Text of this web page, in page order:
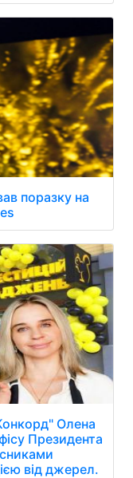
поразку на
Олена
Президента
від джерел.